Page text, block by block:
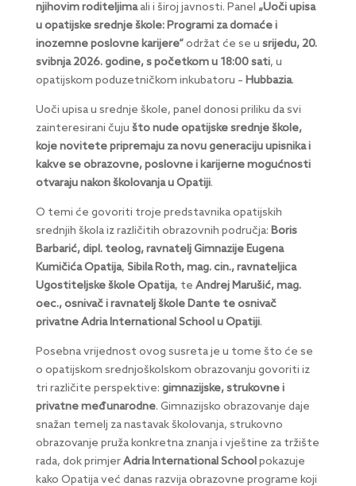
njihovim roditeljimaali i široj javnosti. Panel „Uoči upisa
u opatijske srednje škole: Programi za domaće i
inozemne poslovne karijere“održat će se u srijedu, 20.
svibnja 2026. godine, s početkom u 18:00 sati, u
opatijskom poduzetničkom inkubatoru – Hubbazia.
Uoči upisa u srednje škole, panel donosi priliku da svi
zainteresirani čuju što nude opatijske srednje škole,
koje novitete pripremaju za novu generaciju upisnika i
kakve se obrazovne, poslovne i karijerne mogućnosti
otvaraju nakon školovanja u Opatiji.
O temi će govoriti troje predstavnika opatijskih
srednjih škola iz različitih obrazovnih područja: Boris
Barbarić, dipl. teolog, ravnatelj Gimnazije Eugena
Kumičića Opatija, Sibila Roth, mag. cin., ravnateljica
Ugostiteljske škole Opatija, te Andrej Marušić, mag.
oec., osnivač i ravnatelj škole Dante te osnivač
privatne Adria International School u Opatiji.
Posebna vrijednost ovog susreta je u tome što će se
o opatijskom srednjoškolskom obrazovanju govoriti iz
tri različite perspektive: gimnazijske, strukovne i
privatne međunarodne. Gimnazijsko obrazovanje daje
snažan temelj za nastavak školovanja, strukovno
obrazovanje pruža konkretna znanja i vještine za tržište
rada, dok primjerAdria International Schoolpokazuje
kako Opatija već danas razvija obrazovne programe koji